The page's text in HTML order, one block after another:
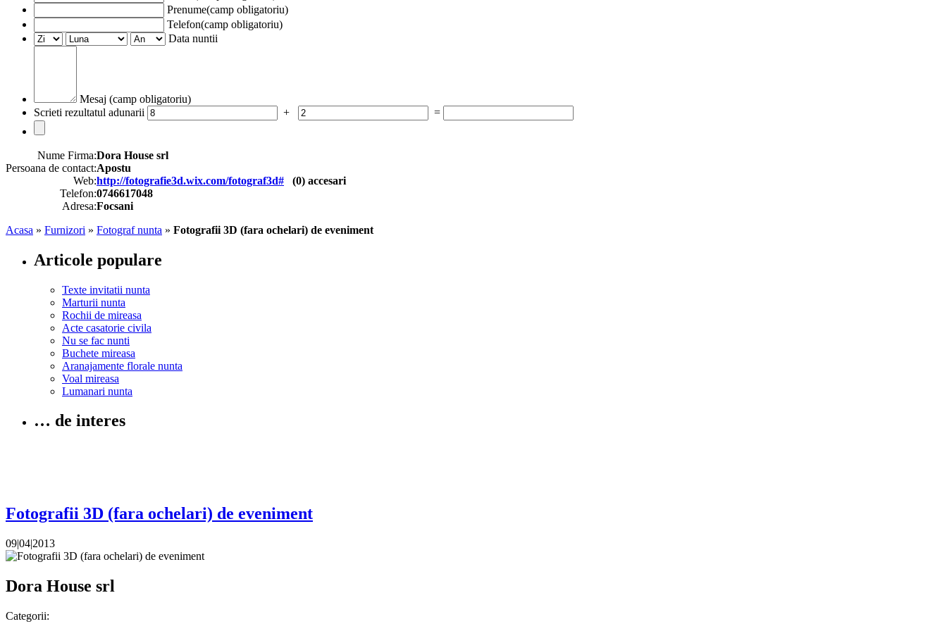
Prenume(camp obligatoriu)
Telefon(camp obligatoriu)
Data nuntii
Mesaj (camp obligatoriu)
Scrieti rezultatul adunarii
+ =
Nume Firma:Dora House srl
Persoana de contact:Apostu
Web:http://fotografie3d.wix.com/fotograf3d# (0) accesari
Telefon:0746617048
Adresa:Focsani
Acasa » Furnizori » Fotograf nunta » Fotografii 3D (fara ochelari) de eveniment
Articole populare
Texte invitatii nunta
Marturii nunta
Rochii de mireasa
Acte casatorie civila
Nu se fac nunti
Buchete mireasa
Aranajamente florale nunta
Voal mireasa
Lumanari nunta
… de interes
Fotografii 3D (fara ochelari) de eveniment
09|04|2013
Dora House srl
Categorii: